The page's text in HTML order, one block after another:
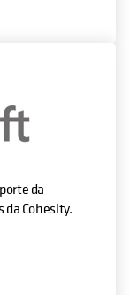
da
Cohesity.